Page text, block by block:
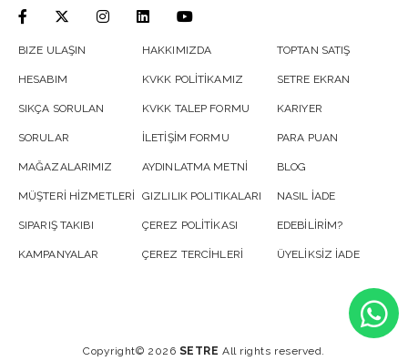
BIZE ULAŞIN
HESABIM
SIKÇA SORULAN
SORULAR
MAĞAZALARIMIZ
MÜŞTERİ HİZMETLERİ
SIPARIŞ TAKIBI
KAMPANYALAR
HAKKIMIZDA
KVKK POLİTİKAMIZ
KVKK TALEP FORMU
İLETİŞİM FORMU
AYDINLATMA METNİ
GIZLILIK POLITIKALARI
ÇEREZ POLİTİKASI
ÇEREZ TERCİHLERİ
TOPTAN SATIŞ
SETRE EKRAN
KARIYER
PARA PUAN
BLOG
NASIL İADE
EDEBİLİRİM?
ÜYELİKSİZ İADE
Copyright© 2026 SETRE All rights reserved.